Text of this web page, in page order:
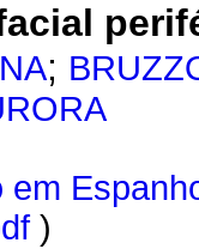
;
em
)